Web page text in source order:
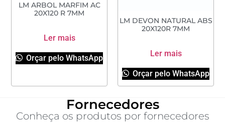
LM ARBOL MARFIM AC
20X120 R 7MM
Ler mais
Orçar pelo WhatsApp
LM DEVON NATURAL ABS
20X120R 7MM
Ler mais
Orçar pelo WhatsApp
Fornecedores
Conheça os produtos por fornecedores